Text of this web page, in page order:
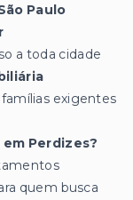
Paulo
a toda cidade
famílias exigentes
Perdizes?
quem busca